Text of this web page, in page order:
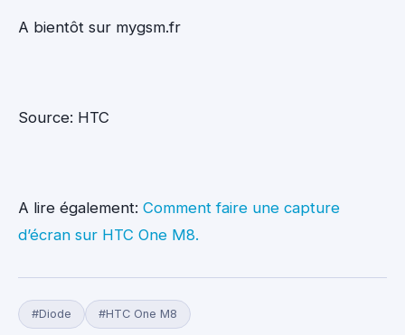
A bientôt sur mygsm.fr
Source: HTC
A lire également: Comment faire une capture
d’écran sur HTC One M8.
#Diode #HTC One M8